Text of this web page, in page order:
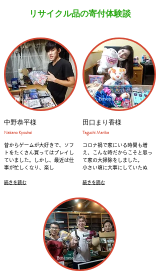
リサイクル品の寄付体験談
Personal
中野恭平様
Nakano Kyouhei
昔からゲームが大好きで、ソフ
トをたくさん買ってはプレイし
ていました。しかし、最近は仕
事が忙しくなり、楽し
続きを読む
Personal
田口まり香様
Taguchi Marika
コロナ禍で家にいる時間も増
え、こんな時だからこそと思っ
て家の大掃除をしました。
​小さい頃に大事にしていたぬ
続きを読む
​Business